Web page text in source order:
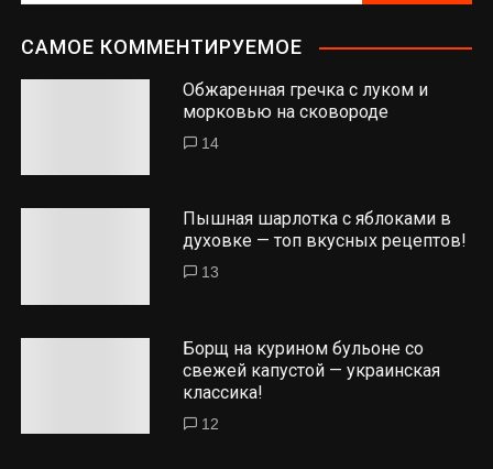
САМОЕ КОММЕНТИРУЕМОЕ
Обжаренная гречка с луком и
морковью на сковороде
14
Пышная шарлотка с яблоками в
духовке — топ вкусных рецептов!
13
Борщ на курином бульоне со
свежей капустой — украинская
классика!
12